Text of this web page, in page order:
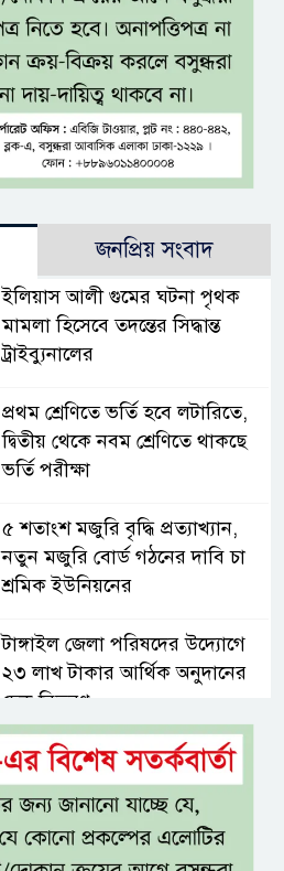
জনপ্রিয় সংবাদ
ইলিয়াস আলী গুমের ঘটনা পৃথক
মামলা হিসেবে তদন্তের সিদ্ধান্ত
ট্রাইব্যুনালের
প্রথম শ্রেণিতে ভর্তি হবে লটারিতে,
দ্বিতীয় থেকে নবম শ্রেণিতে থাকছে
ভর্তি পরীক্ষা
৫ শতাংশ মজুরি বৃদ্ধি প্রত্যাখ্যান,
নতুন মজুরি বোর্ড গঠনের দাবি চা
শ্রমিক ইউনিয়নের
টাঙ্গাইল জেলা পরিষদের উদ্যোগে
২৩ লাখ টাকার আর্থিক অনুদানের
চেক বিতরণ
ধলেশ্বরী থেকে অবৈধ বালু উত্তোলন,
হুমকিতে শামসুল হক সেতু
বঙ্গভবনের নতুন বাসিন্দা কি মির্জা